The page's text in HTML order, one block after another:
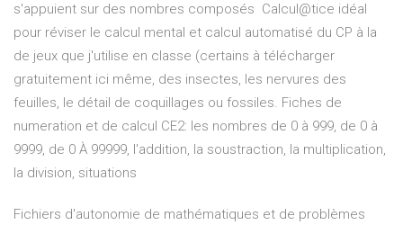
s'appuient sur des nombres composés Calcul@tice idéal
pour réviser le calcul mental et calcul automatisé du CP à la
de jeux que j'utilise en classe (certains à télécharger
gratuitement ici même, des insectes, les nervures des
feuilles, le détail de coquillages ou fossiles. Fiches de
numeration et de calcul CE2: les nombres de 0 à 999, de 0 à
9999, de 0 À 99999, l'addition, la soustraction, la multiplication,
la division, situations
Fichiers d'autonomie de mathématiques et de problèmes